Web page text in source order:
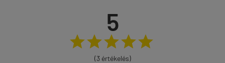
5

(3 értékelés)